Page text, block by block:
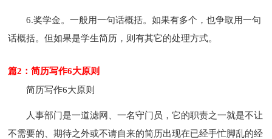
6.奖学金。一般用一句话概括。如果有多个，也争取用一句
话概括。但如果是学生简历，则有其它的处理方式。
篇2：简历写作6大原则
简历写作6大原则
人事部门是一道滤网、一名守门员，它的职责之一就是不让
不需要的、期待之外或不请自来的简历出现在已经手忙脚乱的经